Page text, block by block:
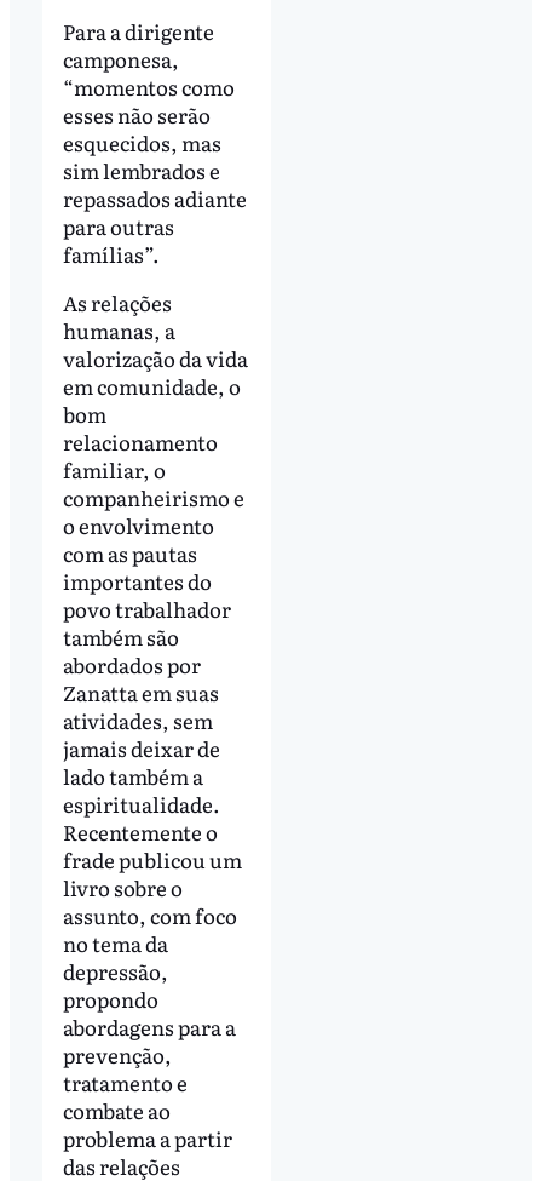
Para a dirigente
camponesa,
“momentos como
esses não serão
esquecidos, mas
sim lembrados e
repassados adiante
para outras
famílias”.
As relações
humanas, a
valorização da vida
em comunidade, o
bom
relacionamento
familiar, o
companheirismo e
o envolvimento
com as pautas
importantes do
povo trabalhador
também são
abordados por
Zanatta em suas
atividades, sem
jamais deixar de
lado também a
espiritualidade.
Recentemente o
frade publicou um
livro sobre o
assunto, com foco
no tema da
depressão,
propondo
abordagens para a
prevenção,
tratamento e
combate ao
problema a partir
das relações